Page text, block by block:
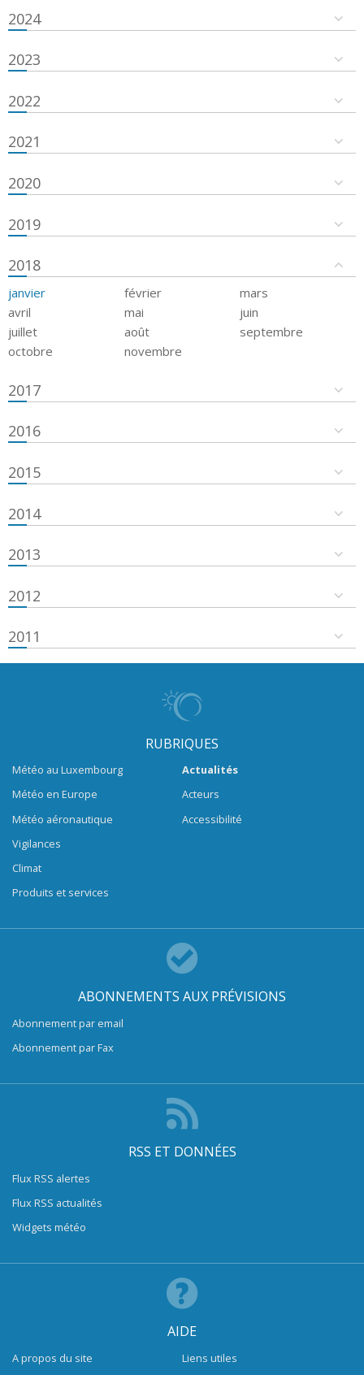
2024
2023
2022
2021
2020
2019
2018
janvier février
mars
avril
mai
juin
juillet
août
septembre
octobre
novembre
2017
2016
2015
2014
2013
2012
2011
RUBRIQUES
Météo au Luxembourg
Météo en Europe
Météo aéronautique
Vigilances
Climat
Produits et services
Actualités
Acteurs
Accessibilité
ABONNEMENTS AUX PRÉVISIONS
Abonnement par email
Abonnement par Fax
RSS ET DONNÉES
Flux RSS alertes
Flux RSS actualités
Widgets météo
AIDE
A propos du site
Liens utiles